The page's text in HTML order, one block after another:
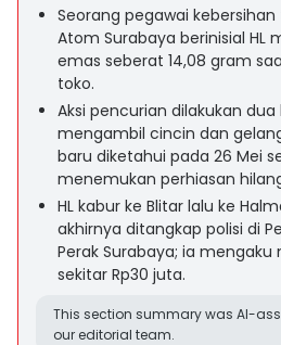
Seorang pegawai kebersihan
Atom Surabaya berinisial HL
emas seberat 14,08 gram
toko.
Aksi pencurian dilakukan dua
mengambil cincin dan
baru diketahui pada 26 Mei
menemukan perhiasan
HL kabur ke Blitar lalu ke
akhirnya ditangkap polisi di
Perak Surabaya; ia
sekitar Rp30 juta.
This section summary was AI-
our editorial team.